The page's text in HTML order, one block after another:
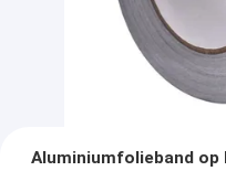
Aluminiumfolieband